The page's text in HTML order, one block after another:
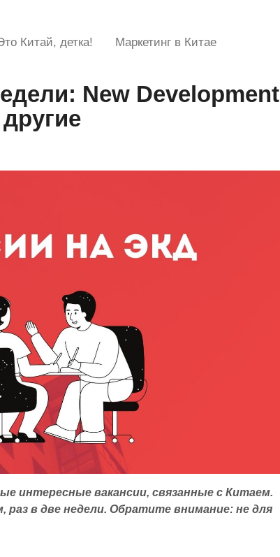
Китай, детка! Маркетинг в Китае
New Development
интересные вакансии, связанные с Китаем.
раз в две недели. Обратите внимание: не для